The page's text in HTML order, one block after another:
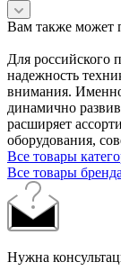
Вам также может
Для российского
надежность
внимания.
динамично
расширяет
оборудования,
Все товары
Все товары
Нужна